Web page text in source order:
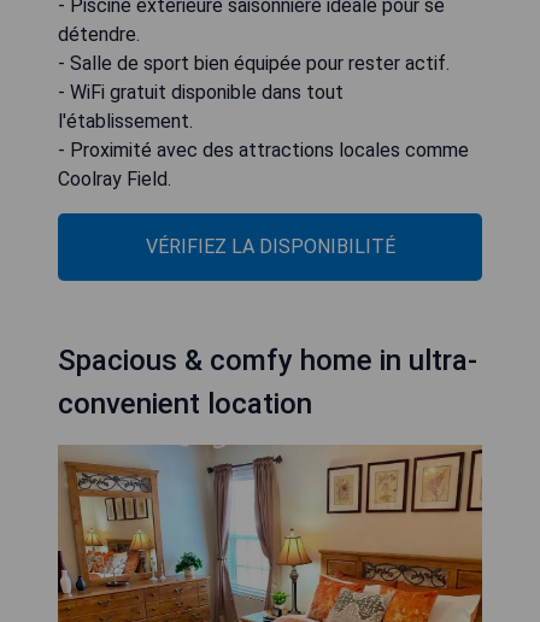
- Piscine extérieure saisonnière idéale pour se
détendre.
- Salle de sport bien équipée pour rester actif.
- WiFi gratuit disponible dans tout
l'établissement.
- Proximité avec des attractions locales comme
Coolray Field.
VÉRIFIEZ LA DISPONIBILITÉ
Spacious & comfy home in ultra-
convenient location